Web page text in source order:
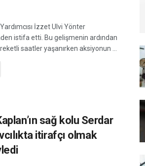
İzzet Ulvi Yönter
istifa etti. Bu gelişmenin ardından
saatler yaşanırken aksiyonun ...
sağ kolu Serdar
itirafçı olmak